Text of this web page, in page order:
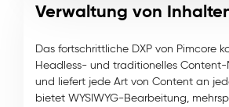
Verwaltung von
Das fortschrittliche DXP von Pimcore
Headless- und traditionelles
und liefert jede Art von Content an
bietet WYSIWYG-Bearbeitung,